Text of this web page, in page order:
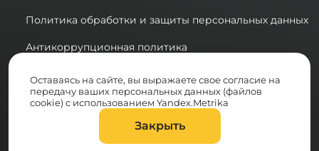
Политика обработки и защиты персональных данных
Антикоррупционная политика
Сводная ведомость результатов проведения СОУТ в
2025 году
Разработка сайта:
Оставаясь на сайте, вы выражаете свое согласие на
передачу ваших персональных данных (файлов
cookie) с использованием Yandex.Metrika
Закрыть